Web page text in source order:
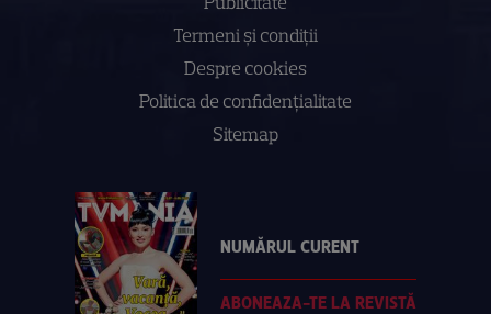
Termeni și condiții
Despre cookies
Politica de confidenţialitate
Sitemap
NUMĂRUL CURENT
ABONEAZA-TE LA REVISTĂ